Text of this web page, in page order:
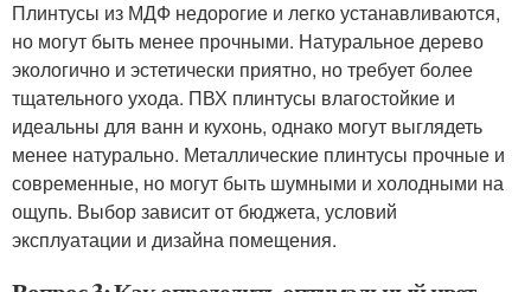
Плинтусы из МДФ недорогие и легко устанавливаются,
но могут быть менее прочными. Натуральное дерево
экологично и эстетически приятно, но требует более
тщательного ухода. ПВХ плинтусы влагостойкие и
идеальны для ванн и кухонь, однако могут выглядеть
менее натурально. Металлические плинтусы прочные и
современные, но могут быть шумными и холодными на
ощупь. Выбор зависит от бюджета, условий
эксплуатации и дизайна помещения.